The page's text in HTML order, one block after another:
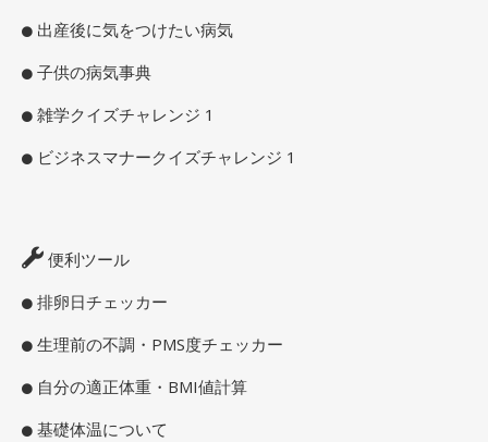
出産後に気をつけたい病気
子供の病気事典
雑学クイズチャレンジ 1
ビジネスマナークイズチャレンジ 1
便利ツール
排卵日チェッカー
生理前の不調・PMS度チェッカー
自分の適正体重・BMI値計算
基礎体温について